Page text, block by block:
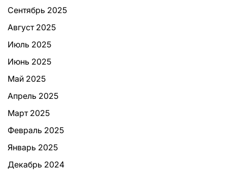
Сентябрь 2025
Август 2025
Июль 2025
Июнь 2025
Май 2025
Апрель 2025
Март 2025
Февраль 2025
Январь 2025
Декабрь 2024